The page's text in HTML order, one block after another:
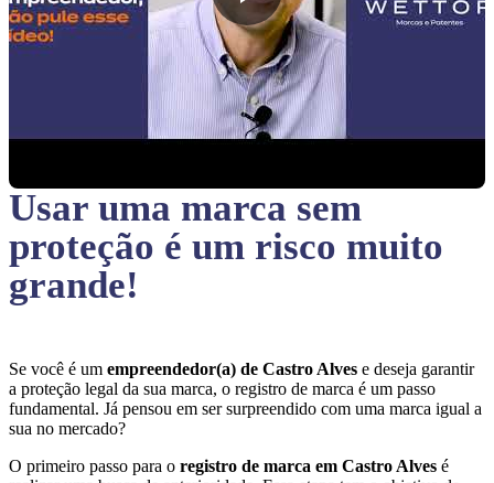
Usar uma marca sem
proteção é um risco muito
grande!
Se você é um empreendedor(a) de Castro Alves e deseja garantir
a proteção legal da sua marca, o registro de marca é um passo
fundamental. Já pensou em ser surpreendido com uma marca igual a
sua no mercado?
O primeiro passo para o registro de marca em Castro Alves é